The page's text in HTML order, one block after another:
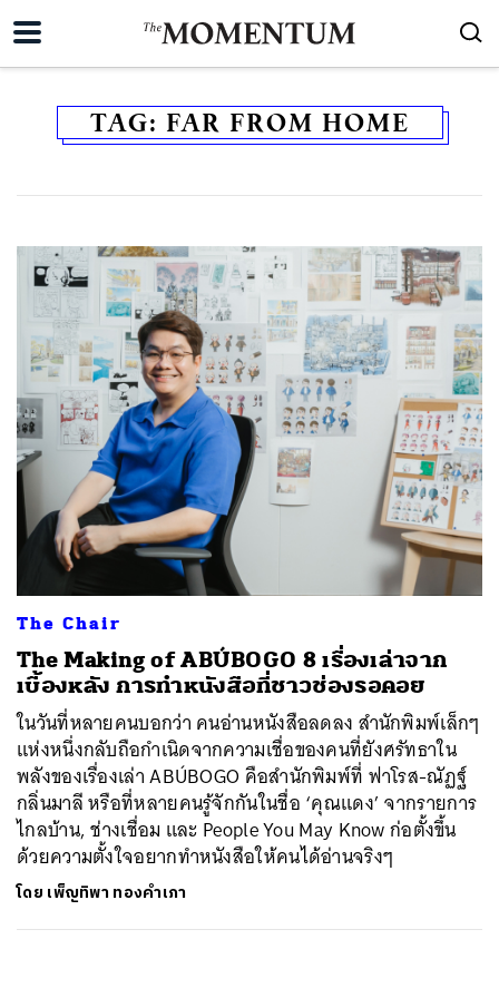
TAG: FAR FROM HOME
The Chair
The Making of ABÚBOGO 8 เรื่องเล่าจาก
เบื้องหลัง การทำหนังสือที่ชาวช่องรอคอย
ในวันที่หลายคนบอกว่า คนอ่านหนังสือลดลง สำนักพิมพ์เล็กๆ
แห่งหนึ่งกลับถือกำเนิดจากความเชื่อของคนที่ยังศรัทธาใน
พลังของเรื่องเล่า ABÚBOGO คือสำนักพิมพ์ที่ ฟาโรส-ณัฏฐ์
กลิ่นมาลี หรือที่หลายคนรู้จักกันในชื่อ ‘คุณแดง’ จากรายการ
ไกลบ้าน, ช่างเชื่อม และ People You May Know ก่อตั้งขึ้น
ด้วยความตั้งใจอยากทำหนังสือให้คนได้อ่านจริงๆ
โดย เพ็ญทิพา ทองคำเภา
ค้นหา
SHARE